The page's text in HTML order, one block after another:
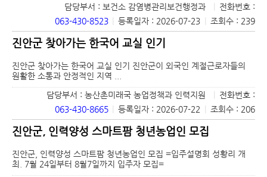
담당부서 : 보건소 감염병관리보건행정과
전화번호 :
063-430-8523
등록일자 : 2026-07-23 조회수 : 239
진안군 찾아가는 한국어 교실 인기
진안군 찾아가는 한국어 교실 인기 진안군이 외국인 계절근로자들의
원활한 소통과 안정적인 지역 ...
담당부서 : 농산촌미래국 농업정책과 인력지원
전화번호 :
063-430-8665
등록일자 : 2026-07-22 조회수 : 206
진안군, 인력양성 스마트팜 청년농업인 모집
진안군, 인력양성 스마트팜 청년농업인 모집 =입주설명회 성황리 개
최. 7월 24일부터 8월7일까지 입주자 모집=